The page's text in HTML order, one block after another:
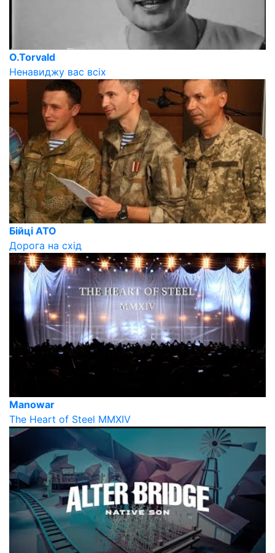
O.Torvald
Ненавиджу вас всіх
Бійці АТО
Дорога на схід
Manowar
The Heart of Steel MMXIV